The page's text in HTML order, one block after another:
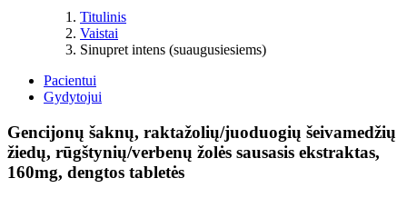
Titulinis
Vaistai
Sinupret intens (suaugusiesiems)
Pacientui
Gydytojui
Gencijonų šaknų, raktažolių/juoduogių šeivamedžių
žiedų, rūgštynių/verbenų žolės sausasis ekstraktas,
160mg, dengtos tabletės